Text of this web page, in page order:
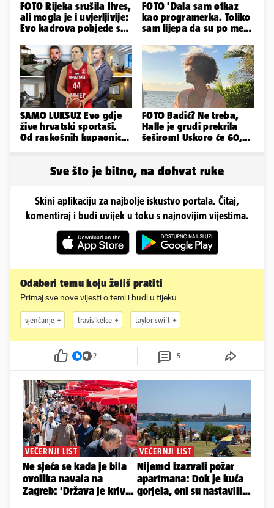
FOTO Rijeka srušila Ilves,
ali mogla je i uvjerljivije:
Evo kadrova pobjede s
FOTO 'Dala sam otkaz
kao programerka. Toliko
sam lijepa da su po meni
SAMO LUKSUZ Evo gdje
žive hrvatski sportaši.
Od raskošnih kupaonica
FOTO Badić? Ne treba,
Halle je grudi prekrila
šeširom! Uskoro će 60,
Sve što je bitno, na dohvat ruke
Skini aplikaciju za najbolje iskustvo portala. Čitaj,
komentiraj i budi uvijek u toku s najnovijim vijestima.
Odaberi temu koju želiš pratiti
Primaj sve nove vijesti o temi i budi u tijeku
vjenčanje travis kelce taylor swift
2 5